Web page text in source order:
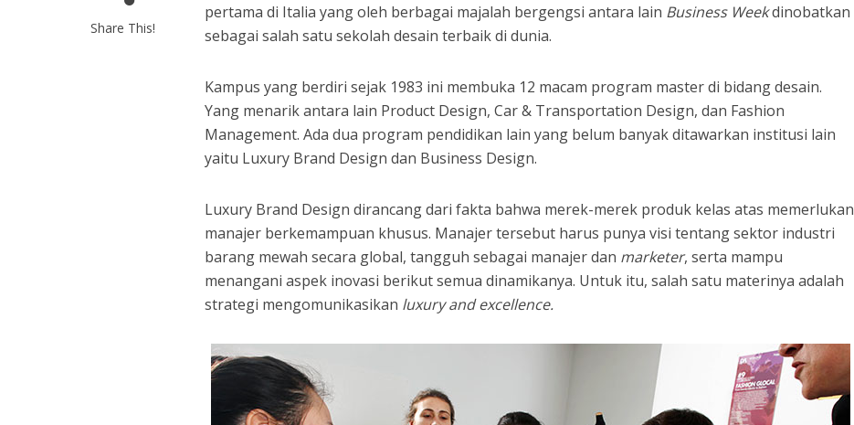
Share This!
pertama di Italia yang oleh berbagai majalah bergengsi antara lain Business Weekdinobatkan
sebagai salah satu sekolah desain terbaik di dunia.
Kampus yang berdiri sejak 1983 ini membuka 12 macam program master di bidang desain.
Yang menarik antara lain Product Design, Car & Transportation Design, dan Fashion
Management. Ada dua program pendidikan lain yang belum banyak ditawarkan institusi lain
yaitu Luxury Brand Design dan Business Design.
Luxury Brand Design dirancang dari fakta bahwa merek-merek produk kelas atas memerlukan
manajer berkemampuan khusus. Manajer tersebut harus punya visi tentang sektor industri
barang mewah secara global, tangguh sebagai manajer dan marketer, serta mampu
menangani aspek inovasi berikut semua dinamikanya. Untuk itu, salah satu materinya adalah
strategi mengomunikasikan luxury and excellence.